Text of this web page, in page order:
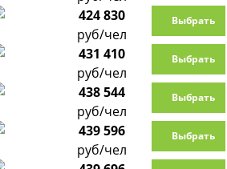
424 830
руб/чел
Выбрать
431 410
руб/чел
Выбрать
438 544
руб/чел
Выбрать
439 596
руб/чел
Выбрать